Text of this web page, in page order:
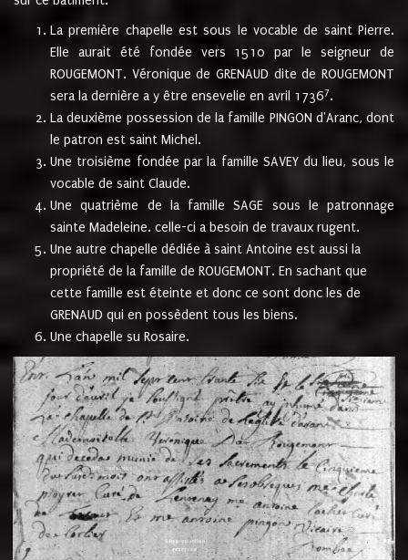
La première chapelle est sous le vocable de saint Pierre.
Elle aurait été fondée vers 1510 par le seigneur de
ROUGEMONT. Véronique de GRENAUD dite de ROUGEMONT
sera la dernière a y être ensevelie en avril 17367.
La deuxième possession de la famille PINGON d'Aranc, dont
le patron est saint Michel.
Une troisième fondée par la famille SAVEY du lieu, sous le
vocable de saint Claude.
Une quatrième de la famille SAGE sous le patronnage
sainte Madeleine. celle-ci a besoin de travaux rugent.
Une autre chapelle dédiée à saint Antoine est aussi la
propriété de la famille de ROUGEMONT. En sachant que
cette famille est éteinte et donc ce sont donc les de
GRENAUD qui en possèdent tous les biens.
Une chapelle su Rosaire.